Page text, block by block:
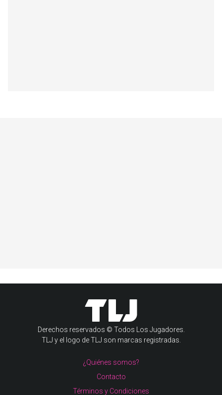
Derechos reservados © Todos Los Jugadores.
TLJ y el logo de TLJ son marcas registradas.
¿Quiénes somos?
Contacto
Términos y Condiciones